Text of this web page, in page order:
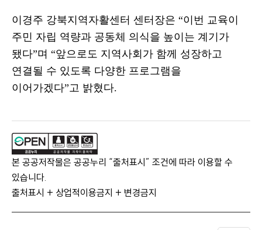
이경주 강북지역자활센터 센터장은 “이번 교육이
주민 자립 역량과 공동체 의식을 높이는 계기가
됐다”며 “앞으로도 지역사회가 함께 성장하고
연결될 수 있도록 다양한 프로그램을
이어가겠다”고 밝혔다.
본 공공저작물은 공공누리 “출처표시” 조건에 따라 이용할 수
있습니다.
출처표시 + 상업적이용금지 + 변경금지